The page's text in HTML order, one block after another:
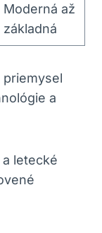
Moderná až
základná
priemysel
a
letecké